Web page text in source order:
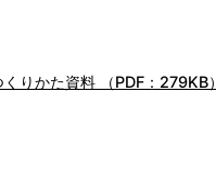
りかた資料 （PDF：279KB）